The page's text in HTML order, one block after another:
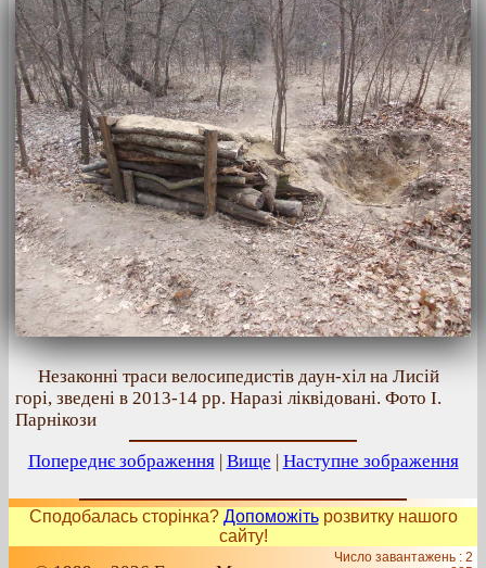
Незаконні траси велосипедистів даун-хіл на Лисій
горі, зведені в 2013-14 рр. Наразі ліквідовані. Фото І.
Парнікози
Попереднє зображення| Вище | Наступне зображення
Сподобалась сторінка? Допоможітьрозвитку нашого
сайту!
Число завантажень : 2